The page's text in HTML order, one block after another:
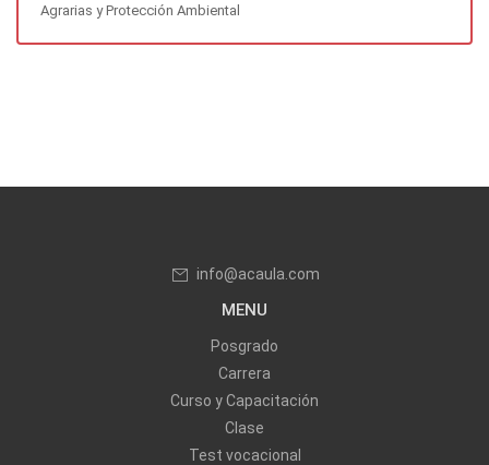
Agrarias y Protección Ambiental
info@acaula.com
MENU
Posgrado
Carrera
Curso y Capacitación
Clase
Test vocacional